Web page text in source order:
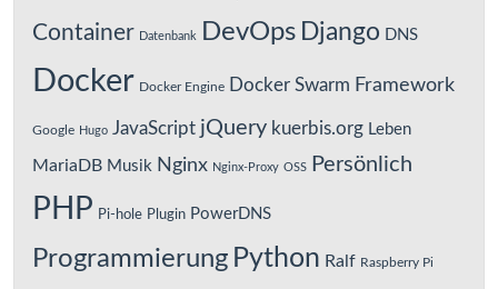
Container Datenbank DevOps Django DNS
Docker Docker Engine Docker Swarm Framework
Google Hugo JavaScript jQuery kuerbis.org Leben
MariaDB Musik Nginx Nginx-Proxy OSS Persönlich
PHP Pi-hole Plugin PowerDNS
Programmierung Python Ralf Raspberry Pi